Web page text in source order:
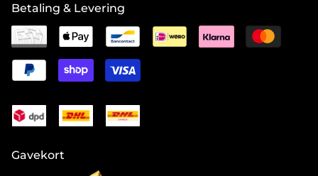
Betaling & Levering
Gavekort